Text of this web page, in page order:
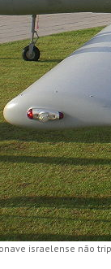
israelense não